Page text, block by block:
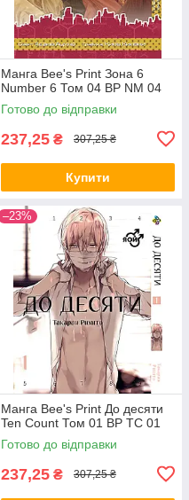
Манга Bee's Print Зона 6
Number 6 Том 04 ВР NM 04
Готово до відправки
237,25 ₴ 307,25 ₴
Купити
–23%
Манга Bee's Print До десяти
Ten Count Том 01 ВР TC 01
Готово до відправки
237,25 ₴ 307,25 ₴